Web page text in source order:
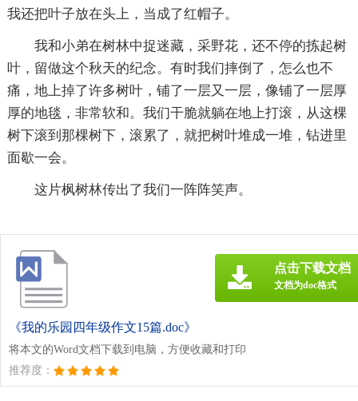
我还把叶子放在头上，当成了红帽子。
我和小弟在树林中捉迷藏，采野花，还不停的拣起树
叶，留做这个秋天的纪念。有时我们摔倒了，怎么也不
痛，地上掉了许多树叶，铺了一层又一层，像铺了一层厚
厚的地毯，非常软和。我们干脆就躺在地上打滚，从这棵
树下滚到那棵树下，滚累了，就把树叶堆成一堆，钻进里
面歇一会。
这片枫树林传出了我们一阵阵笑声。
《我的乐园四年级作文15篇.doc》
将本文的Word文档下载到电脑，方便收藏和打印
推荐度：
点击下载文档
文档为doc格式